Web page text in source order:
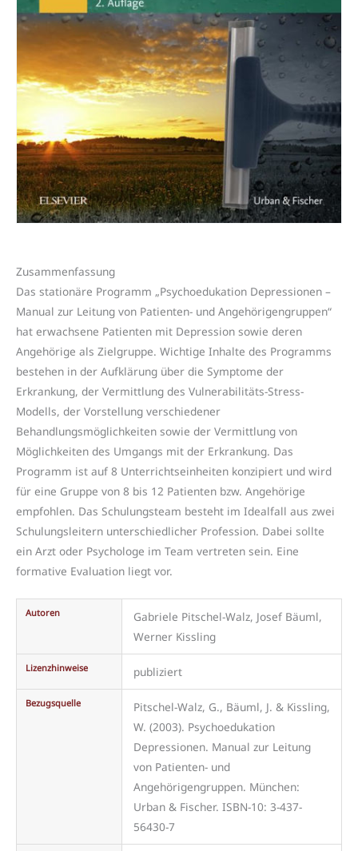
Zusammenfassung
Das stationäre Programm „Psychoedukation Depressionen –
Manual zur Leitung von Patienten- und Angehörigengruppen“
hat erwachsene Patienten mit Depression sowie deren
Angehörige als Zielgruppe. Wichtige Inhalte des Programms
bestehen in der Aufklärung über die Symptome der
Erkrankung, der Vermittlung des Vulnerabilitäts-Stress-
Modells, der Vorstellung verschiedener
Behandlungsmöglichkeiten sowie der Vermittlung von
Möglichkeiten des Umgangs mit der Erkrankung. Das
Programm ist auf 8 Unterrichtseinheiten konzipiert und wird
für eine Gruppe von 8 bis 12 Patienten bzw. Angehörige
empfohlen. Das Schulungsteam besteht im Idealfall aus zwei
Schulungsleitern unterschiedlicher Profession. Dabei sollte
ein Arzt oder Psychologe im Team vertreten sein. Eine
formative Evaluation liegt vor.
Autoren
Gabriele Pitschel-Walz, Josef Bäuml,
Werner Kissling
Lizenzhinweise publiziert
Bezugsquelle
Pitschel-Walz, G., Bäuml, J. & Kissling,
W. (2003). Psychoedukation
Depressionen. Manual zur Leitung
von Patienten- und
Angehörigengruppen. München:
Urban & Fischer. ISBN-10: 3-437-
56430-7